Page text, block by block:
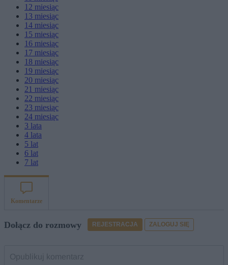
12 miesiąc
13 miesiąc
14 miesiąc
15 miesiąc
16 miesiąc
17 miesiąc
18 miesiąc
19 miesiąc
20 miesiąc
21 miesiąc
22 miesiąc
23 miesiąc
24 miesiąc
3 lata
4 lata
5 lat
6 lat
7 lat